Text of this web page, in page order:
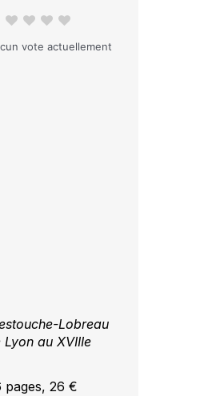
vote actuellement
Lobreau
au XVIIIe
pages, 26 €